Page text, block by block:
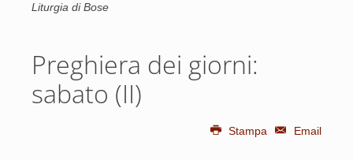
Liturgia di Bose
Preghiera dei giorni:
sabato (II)
Stampa Email